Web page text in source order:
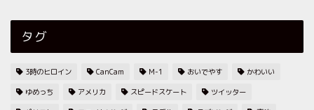
タグ
3時のヒロイン CanCam M-1 おいでやす かわいい
ゆめっち アメリカ スピードスケート ツイッター